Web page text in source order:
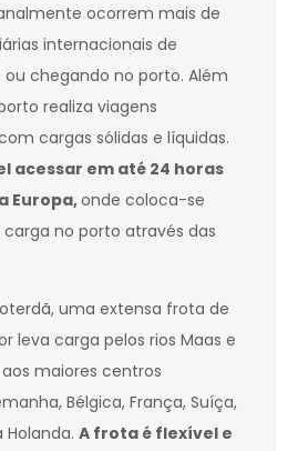
ocorrem mais de
internacionais de
chegando no porto. Além
realiza viagens
cargas sólidas e líquidas.
acessar em até 24 horas
Europa,onde coloca-se
no porto através das
uma extensa frota de
leva carga pelos rios Maas e
maiores centros
Bélgica, França, Suíça,
Holanda. A frota é flexível e